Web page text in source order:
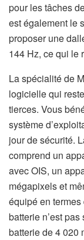
pour les tâches
est également le
proposer une
144 Hz, ce qui le
La spécialité de
logicielle qui
tierces. Vous
système
jour de sécurité.
comprend un
avec OIS, un
mégapixels et
équipé en
batterie n’est
batterie de 4 020